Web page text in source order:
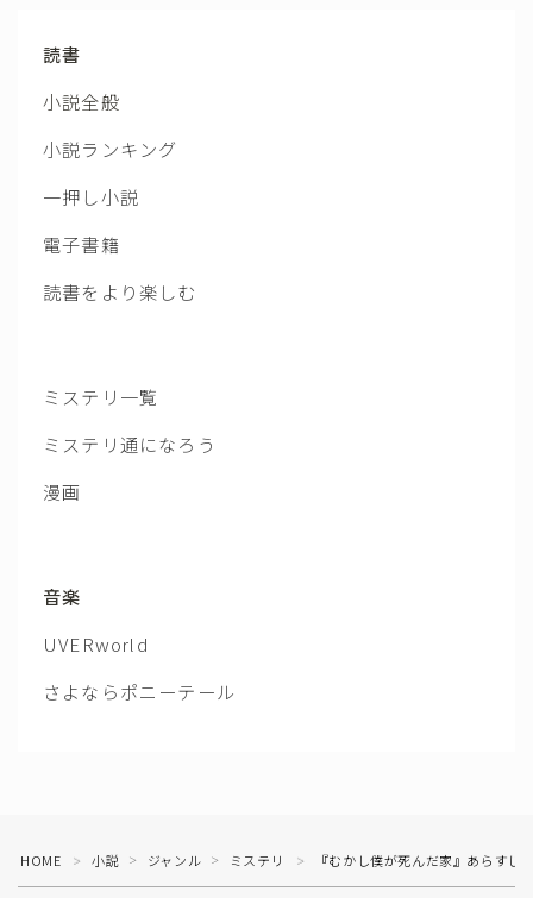
読書
小説全般
小説ランキング
一押し小説
電子書籍
読書をより楽しむ
ミステリ一覧
ミステリ通になろう
漫画
音楽
UVERworld
さよならポニーテール
HOME ＞ 小説 ＞ ジャンル ＞ ミステリ ＞ 『むかし僕が死んだ家』あらす